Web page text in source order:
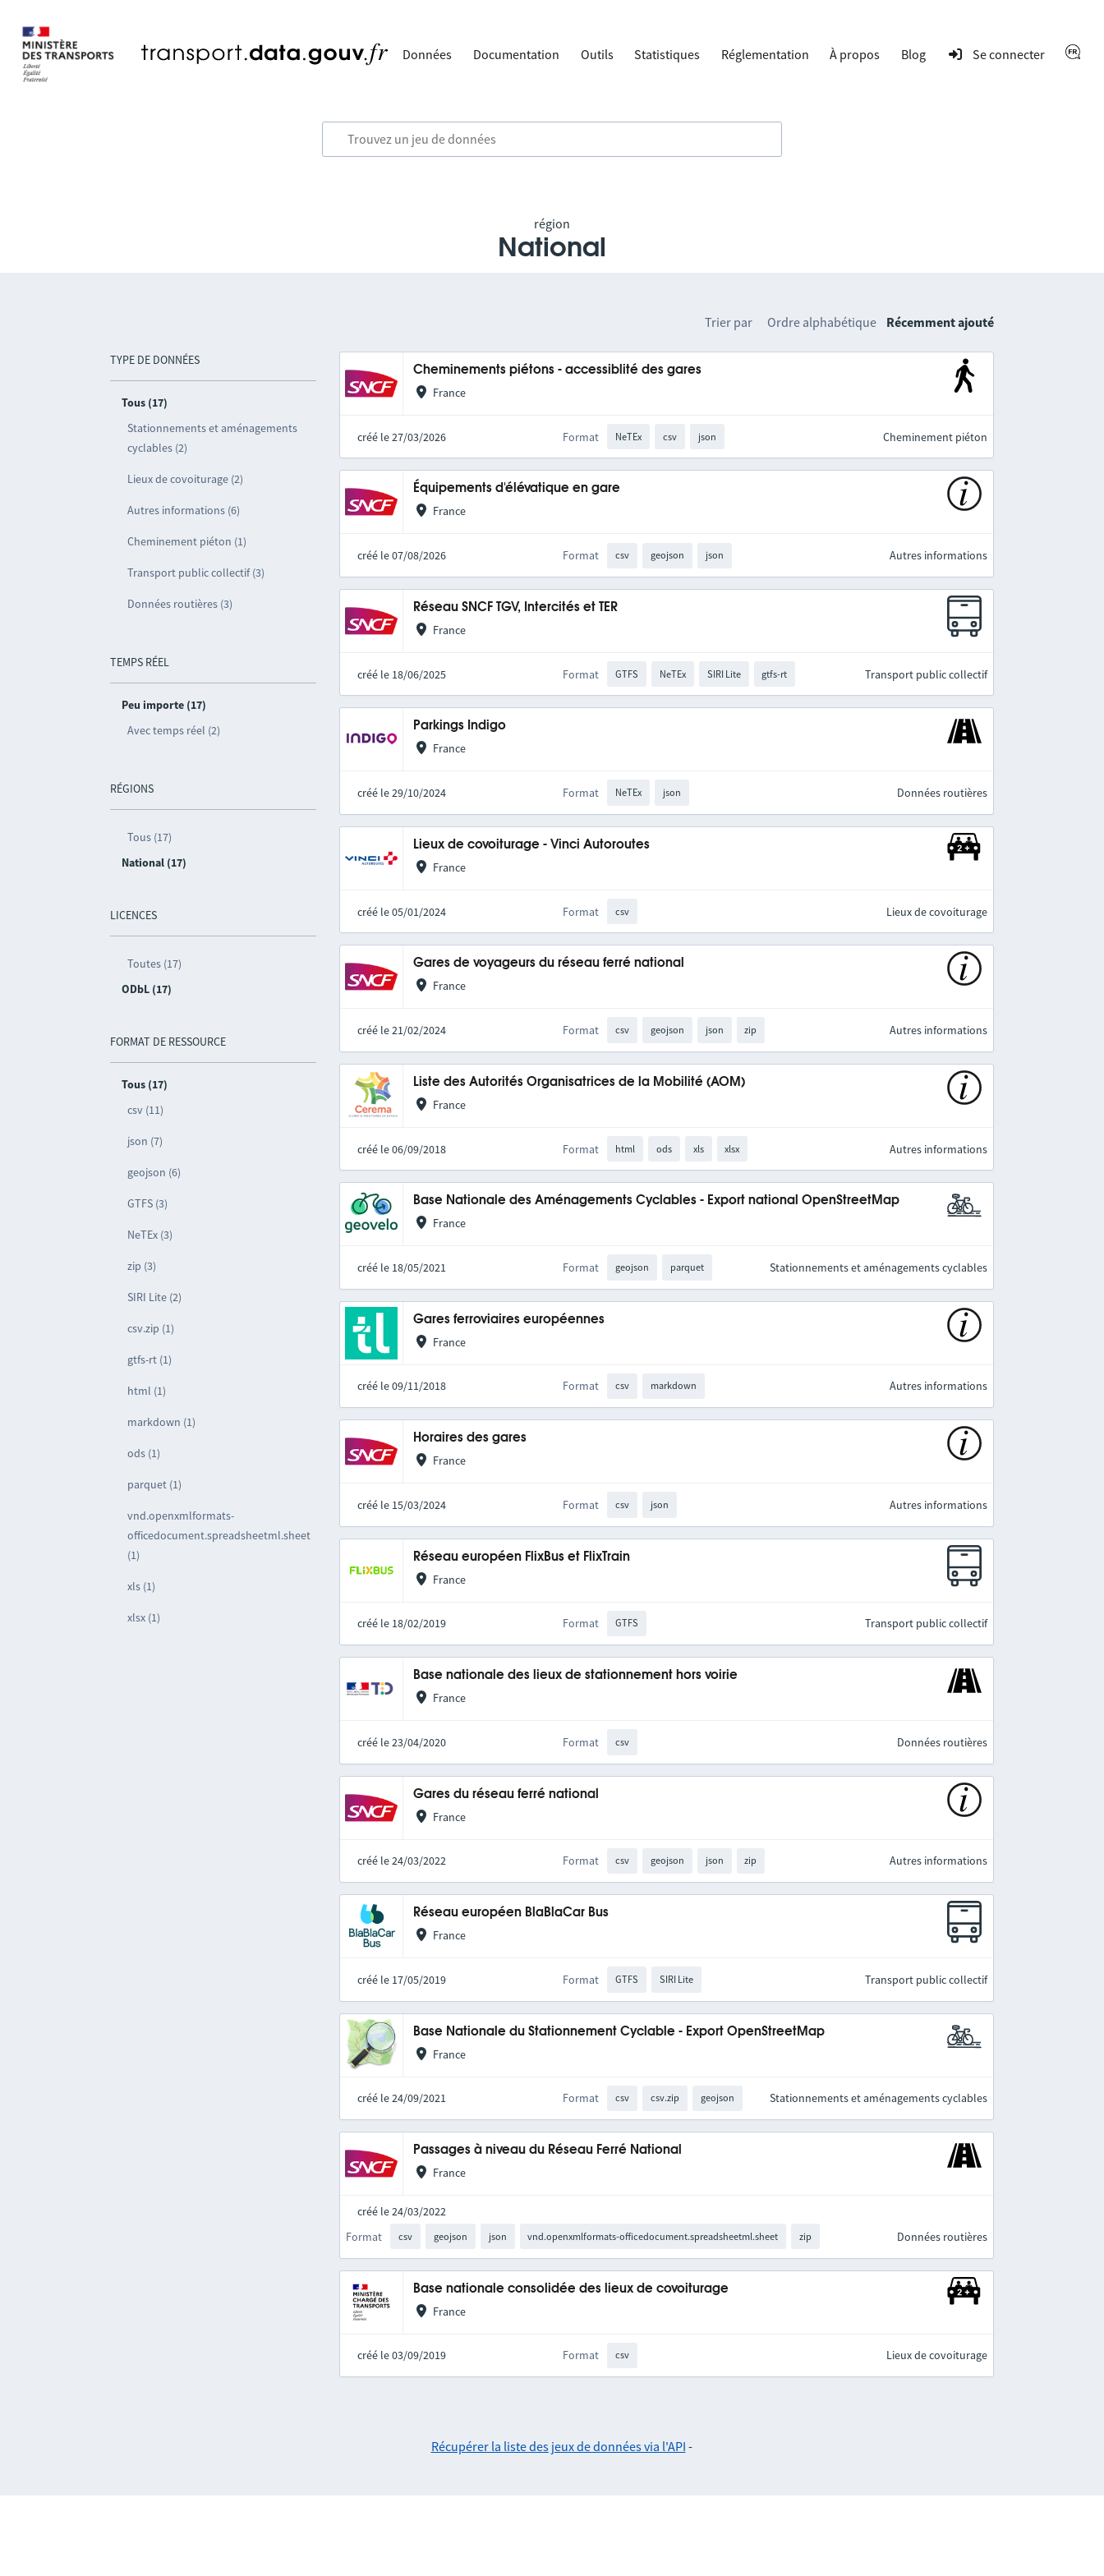
Données Documentation Outils Statistiques Réglementation À propos Blog Se connecter
région
National
TYPE DE DONNÉES
Tous (17)
Stationnements et aménagements
cyclables (2)
Lieux de covoiturage (2)
Autres informations (6)
Cheminement piéton (1)
Transport public collectif (3)
Données routières (3)
TEMPS RÉEL
Peu importe (17)
Avec temps réel (2)
RÉGIONS
Tous (17)
National (17)
LICENCES
Toutes (17)
ODbL (17)
FORMAT DE RESSOURCE
Tous (17)
csv (11)
json (7)
geojson (6)
GTFS (3)
NeTEx (3)
zip (3)
SIRI Lite (2)
csv.zip (1)
gtfs-rt (1)
html (1)
markdown (1)
ods (1)
parquet (1)
vnd.openxmlformats-
officedocument.spreadsheetml.sheet
(1)
xls (1)
xlsx (1)
Trier par Ordre alphabétique Récemment ajouté
Cheminements piétons - accessiblité des gares
France
créé le 27/03/2026 Format NeTEx csv json Cheminement piéton
Équipements d'élévatique en gare
France
créé le 07/08/2026 Format csv geojson json Autres informations
Réseau SNCF TGV, Intercités et TER
France
créé le 18/06/2025 Format GTFS NeTEx SIRI Lite gtfs-rt Transport public collectif
Parkings Indigo
France
créé le 29/10/2024 Format NeTEx json Données routières
Lieux de covoiturage - Vinci Autoroutes
France
créé le 05/01/2024 Format csv Lieux de covoiturage
Gares de voyageurs du réseau ferré national
France
créé le 21/02/2024 Format csv geojson json zip Autres informations
Liste des Autorités Organisatrices de la Mobilité (AOM)
France
créé le 06/09/2018 Format html ods xls xlsx Autres informations
Base Nationale des Aménagements Cyclables - Export national OpenStreetMap
France
créé le 18/05/2021 Format geojson parquet Stationnements et aménagements cyclables
Gares ferroviaires européennes
France
créé le 09/11/2018 Format csv markdown Autres informations
Horaires des gares
France
créé le 15/03/2024 Format csv json Autres informations
Réseau européen FlixBus et FlixTrain
France
créé le 18/02/2019 Format GTFS Transport public collectif
Base nationale des lieux de stationnement hors voirie
France
créé le 23/04/2020 Format csv Données routières
Gares du réseau ferré national
France
créé le 24/03/2022 Format csv geojson json zip Autres informations
Réseau européen BlaBlaCar Bus
France
créé le 17/05/2019 Format GTFS SIRI Lite Transport public collectif
Base Nationale du Stationnement Cyclable - Export OpenStreetMap
France
créé le 24/09/2021 Format csv csv.zip geojson Stationnements et aménagements cyclables
Passages à niveau du Réseau Ferré National
France
créé le 24/03/2022
Format
csv geojson json vnd.openxmlformats-officedocument.spreadsheetml.sheet zip Données routières
Base nationale consolidée des lieux de covoiturage
France
créé le 03/09/2019 Format csv Lieux de covoiturage
Récupérer la liste des jeux de données via l'API -